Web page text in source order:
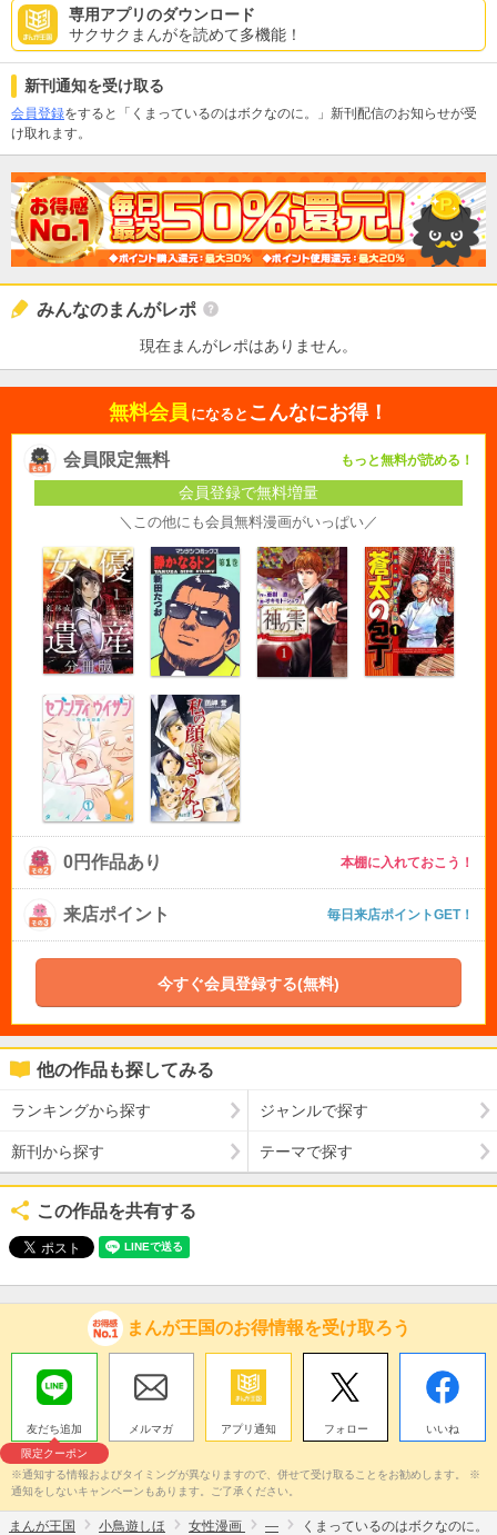
専用アプリのダウンロード
サクサクまんがを読めて多機能！
新刊通知を受け取る
会員登録をすると「くまっているのはボクなのに。」新刊配信のお知らせが受
け取れます。
みんなのまんがレポ
現在まんがレポはありません。
無料会員 になると こんなにお得！
会員限定無料 もっと無料が読める！
会員登録で無料増量
＼この他にも会員無料漫画がいっぱい／
0円作品あり 本棚に入れておこう！
来店ポイント 毎日来店ポイントGET！
今すぐ会員登録する(無料)
他の作品も探してみる
ランキングから探す ジャンルで探す
新刊から探す テーマで探す
この作品を共有する
まんが王国のお得情報を受け取ろう
友だち追加
限定クーポン
メルマガ アプリ通知 フォロー いいね
※通知する情報およびタイミングが異なりますので、併せて受け取ることをお勧めします。 ※
通知をしないキャンペーンもあります。ご了承ください。
まんが王国 小鳥遊しほ 女性漫画 ― くまっているのはボクなのに。